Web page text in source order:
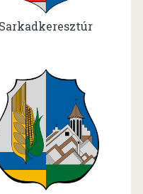
Sarkadkeresztúr